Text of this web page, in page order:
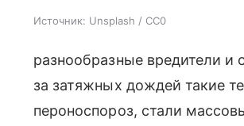
Источник: Unsplash / CC0
разнообразные вредители
за затяжных дождей такие
пероно­спороз, стали